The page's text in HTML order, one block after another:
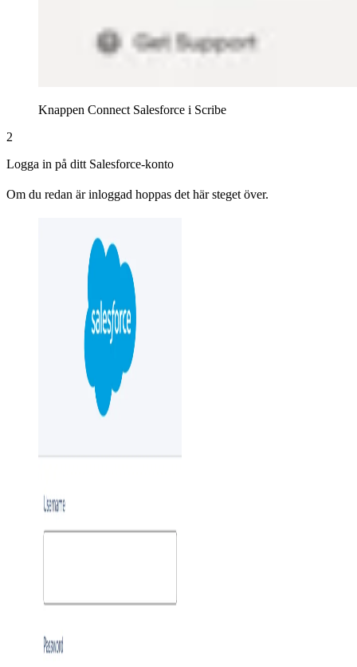
Knappen Connect Salesforce i Scribe
2
Logga in på ditt Salesforce-konto
Om du redan är inloggad hoppas det här steget över.